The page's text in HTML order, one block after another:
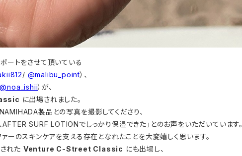
ートをさせて頂いている
/ @malibu_point）、
@noa_ishii）が、
に出場されました。
製品との写真を撮影してくださり、
SURF LOTIONでしっかり保湿できた」とのお声をいただいています。
ーのスキンケアを支える存在となれたことを大変嬉しく思います。
れた Venture C-Street Classic にも出場し、